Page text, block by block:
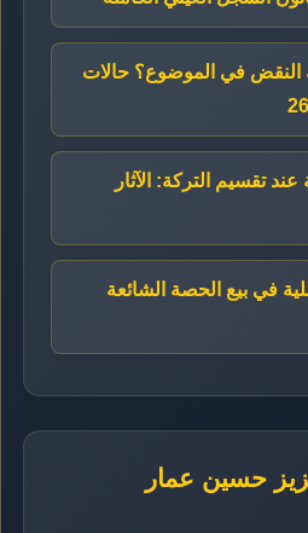
في الموضوع؟ حالات
تقسيم التركة: الآثار
في بيع الحصة الشائعة
حسين عمار